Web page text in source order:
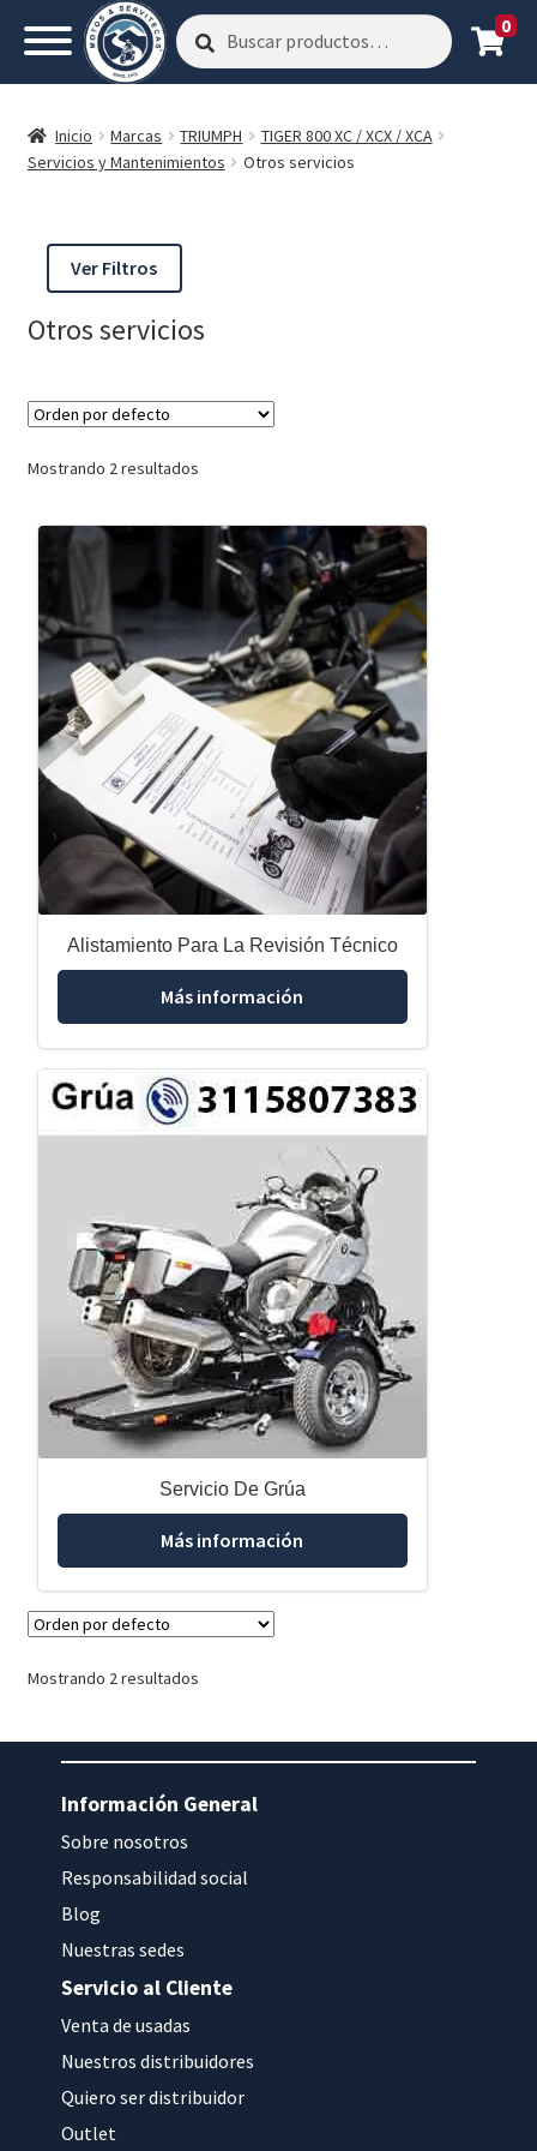
Buscar
por:
Buscar 0
Inicio Marcas TRIUMPH
TIGER 800 XC / XCX / XCA
Servicios y Mantenimientos
Otros servicios
Ver Filtros
Otros servicios
Mostrando 2 resultados
Alistamiento Para La Revisión Técnico
Más información
Servicio De Grúa
Más información
Mostrando 2 resultados
Información General
Sobre nosotros
Responsabilidad social
Blog
Nuestras sedes
Servicio al Cliente
Venta de usadas
Nuestros distribuidores
Quiero ser distribuidor
Outlet